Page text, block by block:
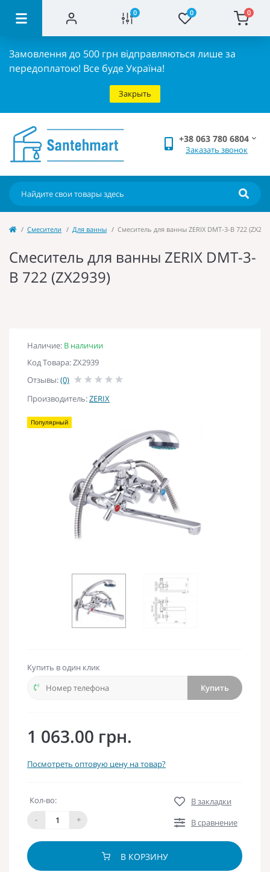
0 0 0
Замовлення до 500 грн відправляються лише за
передоплатою! Все буде Україна!
Закрыть
+38 063 780 6804
Заказать звонок
Cмесители Для ванны Смеситель для ванны ZERIX DMT-3-B 722
Смеситель для ванны ZERIX DMT-3-
B 722 (ZX2939)
Наличие: В наличии
Код Товара: ZX2939
Отзывы:(0)
Производитель:ZERIX
Популярный
Купить в один клик
Купить
1 063.00 грн.
Посмотреть оптовую цену на товар?
Кол-во:
-
+
В закладки
В сравнение
В КОРЗИНУ